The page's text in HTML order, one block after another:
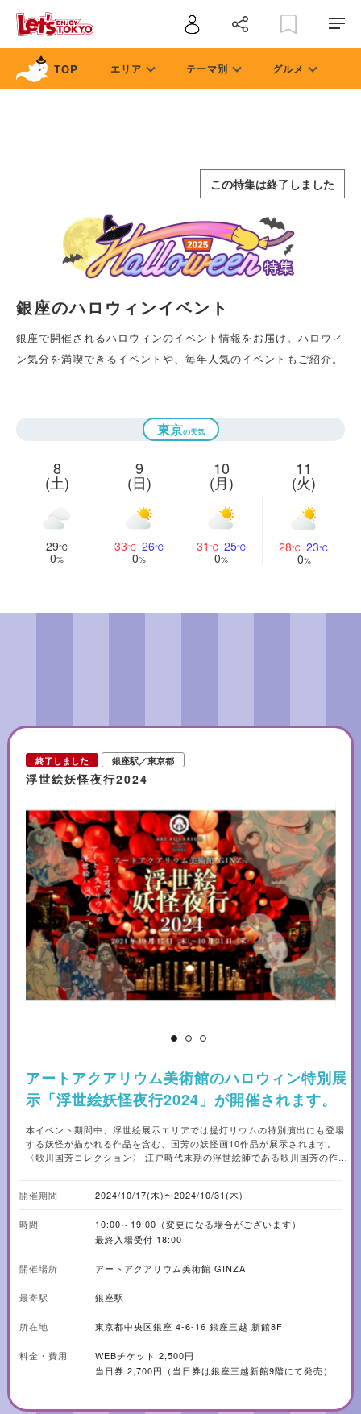
エリア テーマ別 グルメ
この特集は終了しました
銀座のハロウィンイベント
銀座で開催されるハロウィンのイベント情報をお届け。ハロウィ
ン気分を満喫できるイベントや、毎年人気のイベントもご紹介。
東京
8
(土)
29
0
9
(日)
33 26
0
10
(月)
31 25
0
11
(火)
28 23
0
終了しました 銀座駅／東京都
浮世絵妖怪夜行2024
アートアクアリウム美術館のハロウィン特別展
示「浮世絵妖怪夜行2024」が開催されます。
本イベント期間中、浮世絵展示エリアでは提灯リウムの特別演出にも登場
する妖怪が描かれる作品を含む、国芳の妖怪画10作品が展示されます。
〈歌川国芳コレクション〉 江戸時代末期の浮世絵師である歌川国芳の作品
化をお伝えしています。 今回の期間限定展示では、ユニークな作風が人気
せて楽しんでみてはいかがでしょうか。
開催期間 2024/10/17(木)〜2024/10/31(木)
時間
10:00～19:00（変更になる場合がございます）
最終入場受付 18:00
開催場所 アートアクアリウム美術館 GINZA
最寄駅 銀座駅
所在地 東京都中央区銀座 4-6-16 銀座三越 新館8F
料金・費用
WEBチケット 2,500円
当日券 2,700円（当日券は銀座三越新館9階にて発売）